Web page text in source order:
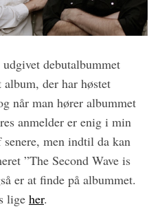
debutalbummet
album, der har høstet
når man hører albummet
anmelder er enig i min
men indtil da kan
”The Second Wave is
er at finde på albummet.
lige her.